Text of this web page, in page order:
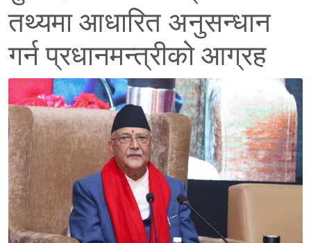
तथ्यमा आधारित अनुसन्धान
गर्न प्रधानमन्त्रीको आग्रह